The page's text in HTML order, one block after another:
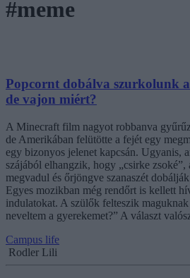
#meme
Popcornt dobálva szurkolunk
de vajon miért?
A Minecraft film nagyot robbanva
de Amerikában felütötte a fejét egy
egy bizonyos jelenet kapcsán. Ugyanis,
szájából elhangzik, hogy „csirke
megvadul és őrjöngve szanaszét
Egyes mozikban még rendőrt is kellett
indulatokat. A szülők felteszik maguknak
neveltem a gyerekemet?” A választ
Campus life
Rodler Lili